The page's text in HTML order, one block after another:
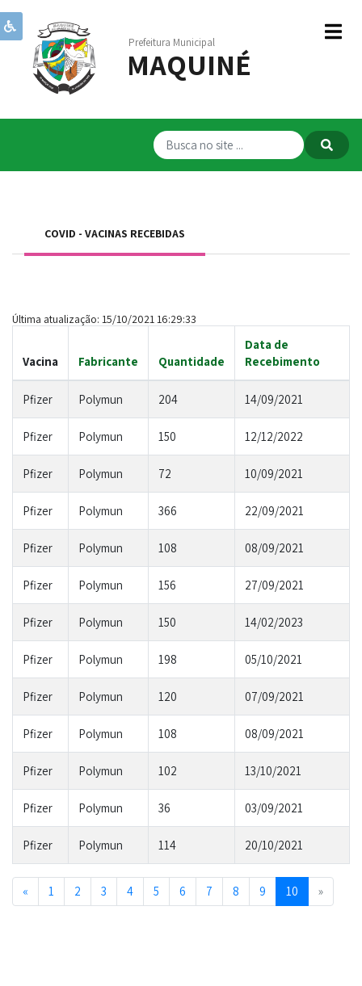
Prefeitura Municipal
MAQUINÉ
Institucional
Governo
ServiçosCOVID - VACINAS RECEBIDAS
Última atualização: 15/10/2021 16:29:33
Vacina Fabricante Quantidade
Data de
Recebimento
Pfizer Polymun 204 14/09/2021
Pfizer Polymun 150 12/12/2022
Pfizer Polymun 72 10/09/2021
Pfizer Polymun 366 22/09/2021
Pfizer Polymun 108 08/09/2021
Pfizer Polymun 156 27/09/2021
Pfizer Polymun 150 14/02/2023
Pfizer Polymun 198 05/10/2021
Pfizer Polymun 120 07/09/2021
Pfizer Polymun 108 08/09/2021
Pfizer Polymun 102 13/10/2021
Pfizer Polymun 36 03/09/2021
Pfizer Polymun 114 20/10/2021
« Previous
1 2 3 4 5 6 7 8 9 10 »Next